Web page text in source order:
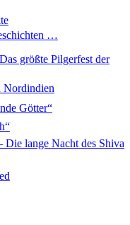
…
größte Pilgerfest der
Nordindien
Götter“
Die lange Nacht des Shiva